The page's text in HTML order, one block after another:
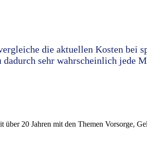
die aktuellen Kosten bei
sehr wahrscheinlich jede
20 Jahren mit den Themen Vorsorge,